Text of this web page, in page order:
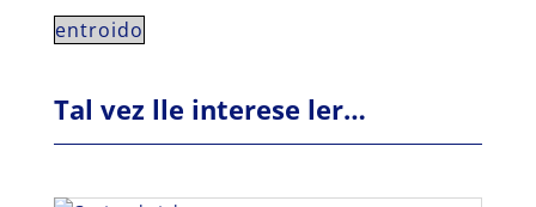
entroido
Tal vez lle interese ler…